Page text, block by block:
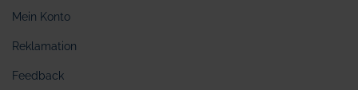
Mein Konto
Reklamation
Feedback